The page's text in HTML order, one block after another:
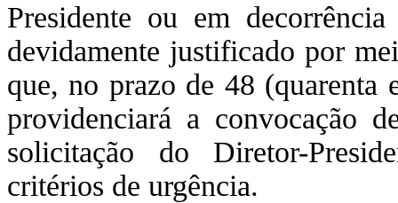
Presidente ou em
devidamente justificado por
que, no prazo de 48 (quarenta
providenciará a convocação
solicitação do Diretor-
critérios de urgência.